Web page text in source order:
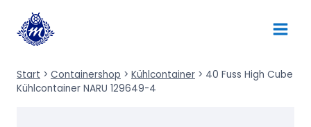
Inhalt
springen
Start > Containershop > Kühlcontainer > 40 Fuss High Cube
Kühlcontainer NARU 129649-4